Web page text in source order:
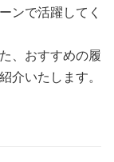
ンで活躍してく
、おすすめの履
介いたします。